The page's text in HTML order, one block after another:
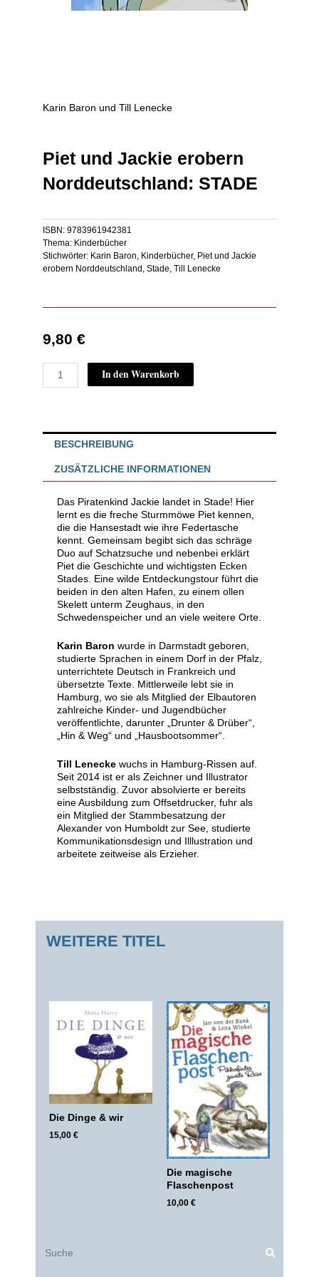
Karin Baron und Till Lenecke
Piet und Jackie erobern
Norddeutschland: STADE
ISBN: 9783961942381
Thema: Kinderbücher
Stichwörter: Karin Baron, Kinderbücher, Piet und Jackie
erobern Norddeutschland , Stade, Till Lenecke
9,80 €
und
STADE
Menge
In den Warenkorb
WEITERE TITEL
Die Dinge & wir
15,00 €
Die magische
Flaschenpost
10,00 €
BESCHREIBUNG
ZUSÄTZLICHE INFORMATIONEN
Das Piratenkind Jackie landet in Stade! Hier
lernt es die freche Sturmmöwe Piet kennen,
die die Hansestadt wie ihre Federtasche
kennt. Gemeinsam begibt sich das schräge
Duo auf Schatzsuche und nebenbei erklärt
Piet die Geschichte und wichtigsten Ecken
Stades. Eine wilde Entdeckungstour führt die
beiden in den alten Hafen, zu einem ollen
Skelett unterm Zeughaus, in den
Schwedenspeicher und an viele weitere Orte.
Karin Baron wurde in Darmstadt geboren,
studierte Sprachen in einem Dorf in der Pfalz,
unterrichtete Deutsch in Frankreich und
übersetzte Texte. Mittlerweile lebt sie in
Hamburg, wo sie als Mitglied der Elbautoren
zahlreiche Kinder- und Jugendbücher
veröffentlichte, darunter „Drunter & Drüber“,
„Hin & Weg“ und „Hausbootsommer“.
Till Lenecke wuchs in Hamburg-Rissen auf.
Seit 2014 ist er als Zeichner und Illustrator
selbstständig. Zuvor absolvierte er bereits
eine Ausbildung zum Offsetdrucker, fuhr als
ein Mitglied der Stammbesatzung der
Alexander von Humboldt zur See, studierte
Kommunikationsdesign und Illlustration und
arbeitete zeitweise als Erzieher.